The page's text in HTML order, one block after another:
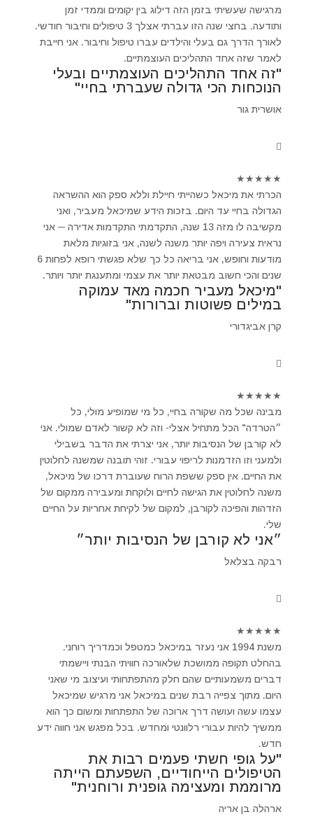
מרגישה שעשיתי בזמן הזה דילוג בין יקומים וממדי זמן
ותודעה. בחצי שנה הזו עברתי אצלך 3 טיפולים וחיבור חודשי.
לאורך הדרך גם בעלי והילדים עברו טיפול וחיבור. אני חייבת
לאמר שזה אחד התהליכים העוצמתיים.
"זה אחד התהליכים העוצמתיים ובעלי
הנוכחות הכי גדולה שעברתי בחיי"
אושרית גור
★
★
★
★
★
הכרתי את מיכאל כשהייתי חיילת וללא ספק הוא ההשראה
הגדולה בחיי עד היום. בזכות הידע שמיכאל מעביר, ואני
מקשיבה לו מזה 13 שנה, התקדמתי התקדמות אדירה ─ אני
נראית צעירה ויפה יותר משנה לשנה, אני בזוגיות מלאת
מודעות וחופש, אני בריאה כל כך שלא פגשתי רופא לפחות 6
שנים והכי חשוב מבטאת יותר את עצמי ומתענגת יותר ויותר.
"מיכאל מעביר חכמה מאד עמוקה
במילים פשוטות וברורות"
קרן אביגדורי
★
★
★
★
★
מבינה שכל מה שקורה בחיי, כל מי שמופיע מולי, כל
״הטרדה" הכל מתחיל אצלי- וזה לא קשור לאדם שמולי. אני
לא קורבן של הנסיבות יותר, אני יצרתי את הדבר בשבילי
ולמעני וזו הזדמנות לריפוי עבורי. זוהי תובנה שמשנה לחלוטין
את החיים. אין ספק ששפת הרוח שעוברת דרכו של מיכאל,
משנה לחלוטין את הגישה לחיים ולוקחת ומעבירה ממקום של
הזדהות והפיכה לקורבן, למקום של לקיחת אחריות על החיים
שלי.
״אני לא קורבן של הנסיבות יותר״
רבקה בצלאל
★
★
★
★
★
משנת 1994 אני נעזר במיכאל כמטפל וכמדריך רוחני.
בהחלט תקופה ממושכת שלאורכה חוויתי הבנתי ויישמתי
דברים משמעותיים שהם חלק מהתפתחותי ועיצוב מי שאני
היום. מתוך צפייה רבת שנים במיכאל אני מרגיש שמיכאל
עצמו עשה ועושה דרך ארוכה של התפתחות ומשום כך הוא
ממשיך להיות עבורי רלוונטי ומחדש. בכל מפגש אני חווה ידע
חדש.
"על גופי חשתי פעמים רבות את
הטיפולים הייחודיים, השפעתם הייתה
מרוממת ומעצימה גופנית ורוחנית"
ארהלה בן אריה